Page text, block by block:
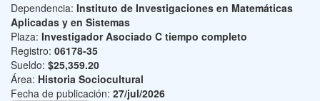
Dependencia: Instituto de Investigaciones en Matemáticas
Aplicadas y en Sistemas
Plaza: Investigador Asociado C tiempo completo
Registro: 06178-35
Sueldo: $25,359.20
Área: Historia Sociocultural
Fecha de publicación: 27/jul/2026